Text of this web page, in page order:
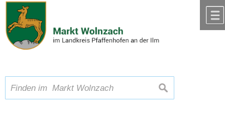
Zum Inhalt,zur Navigation
Schriftgröße A A A suchen